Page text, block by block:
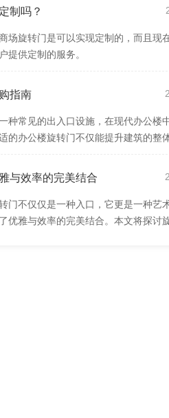
制吗？
场旋转门是可以实现定制的，而且现
提供定制的服务。
指南
种常见的出入口设施，在现代办公楼
的办公楼旋转门不仅能提升建筑的整
与效率的完美结合
门不仅仅是一种入口，它更是一种艺
优雅与效率的完美结合。本文将探讨